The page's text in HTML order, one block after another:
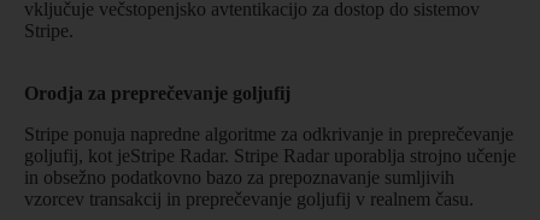
vključuje večstopenjsko avtentikacijo za dostop do sistemov
Stripe.
Orodja za preprečevanje goljufij
Stripe ponuja napredne algoritme za odkrivanje in preprečevanje
goljufij, kot jeStripe Radar. Stripe Radar uporablja strojno učenje
in obsežno podatkovno bazo za prepoznavanje sumljivih
vzorcev transakcij in preprečevanje goljufij v realnem času.